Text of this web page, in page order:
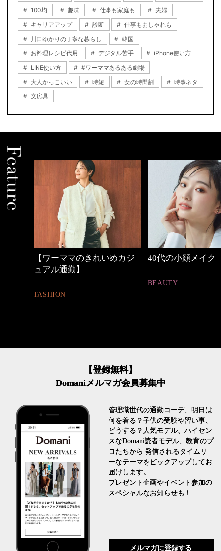
100均
趣味 仕事も家庭も
夫婦
キャリアアップ
診断
仕事もおしゃれも
川口ゆかりの丁寧な暮らし
韓国
お料理レシピ代用
デジタル苦手
iPhone使い方
LINE使い方
#ワーママあるある劇場
大人かっこいい
時短 女の時間割
時事ネタ
文房具
40代の小顔メイク
心地よくいられる
【登録無料】
Domaniメルマガ会員募集中
管理職世代の通勤コーデ、明日は
何を着る？子供の受験や習い事、
どうする？人気モデル、ハイセン
スなDomani読者モデル、教育のプ
ロたちから 発信されるタイムリ
ーなテーマをピックアップしてお
届けします。
プレゼント企画やイベント参加の
スペシャルなお知らせも！
メルマガに登録する